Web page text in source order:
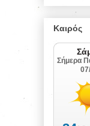
Καιρός